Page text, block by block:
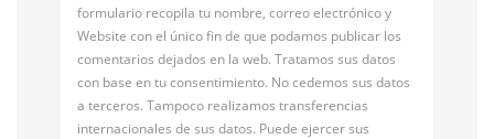
formulario recopila tu nombre, correo electrónico y
Website con el único fin de que podamos publicar los
comentarios dejados en la web. Tratamos sus datos
con base en tu consentimiento. No cedemos sus datos
a terceros. Tampoco realizamos transferencias
internacionales de sus datos. Puede ejercer sus